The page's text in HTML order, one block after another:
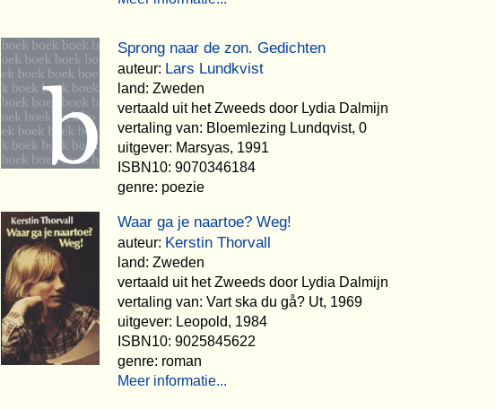
Sprong naar de zon. Gedichten
auteur: Lars Lundkvist
land: Zweden
vertaald uit het Zweeds door Lydia Dalmijn
vertaling van: Bloemlezing Lundqvist, 0
uitgever: Marsyas, 1991
ISBN10: 9070346184
genre: poezie
Waar ga je naartoe? Weg!
auteur: Kerstin Thorvall
land: Zweden
vertaald uit het Zweeds door Lydia Dalmijn
vertaling van: Vart ska du gå? Ut, 1969
uitgever: Leopold, 1984
ISBN10: 9025845622
genre: roman
Meer informatie...